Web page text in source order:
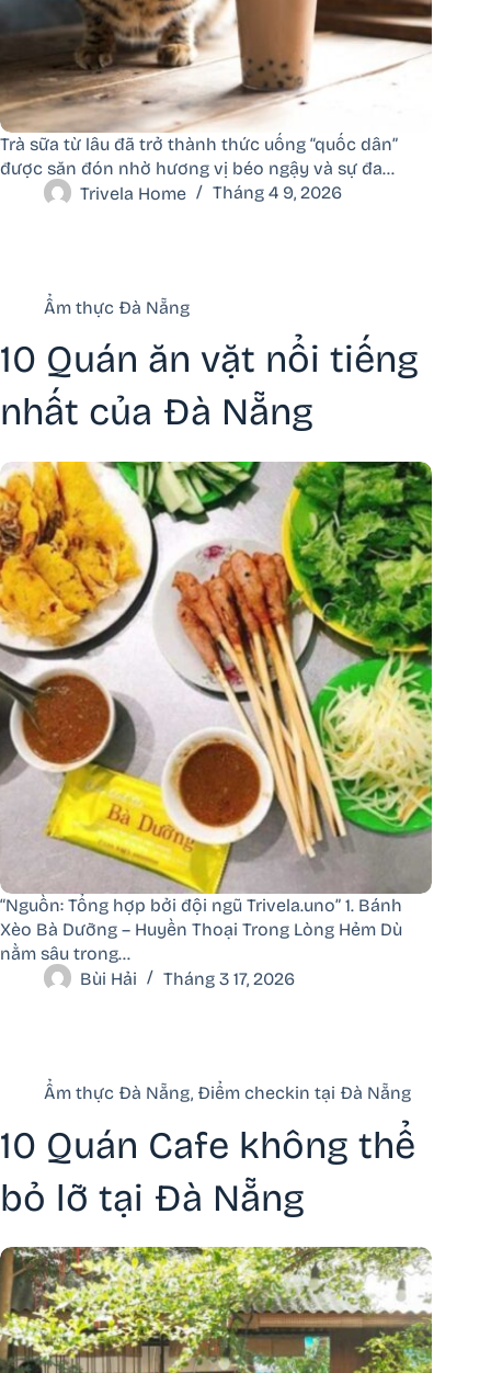
Trà sữa từ lâu đã trở thành thức uống “quốc dân”
được săn đón nhờ hương vị béo ngậy và sự đa…
Trivela Home
Tháng 4 9, 2026
Ẩm thực Đà Nẵng
10 Quán ăn vặt nổi tiếng
nhất của Đà Nẵng
“Nguồn: Tổng hợp bởi đội ngũ Trivela.uno” 1. Bánh
Xèo Bà Dưỡng – Huyền Thoại Trong Lòng Hẻm Dù
nằm sâu trong…
Bùi Hải
Tháng 3 17, 2026
Ẩm thực Đà Nẵng, Điểm checkin tại Đà Nẵng
10 Quán Cafe không thể
bỏ lỡ tại Đà Nẵng